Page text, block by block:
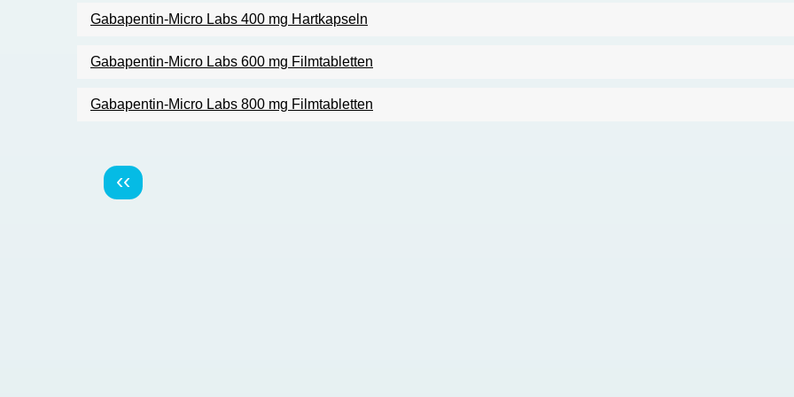
Gabapentin-Micro Labs 400 mg Hartkapseln
Gabapentin-Micro Labs 600 mg Filmtabletten
Gabapentin-Micro Labs 800 mg Filmtabletten
Pagination
Předchozí
stránka
‹‹